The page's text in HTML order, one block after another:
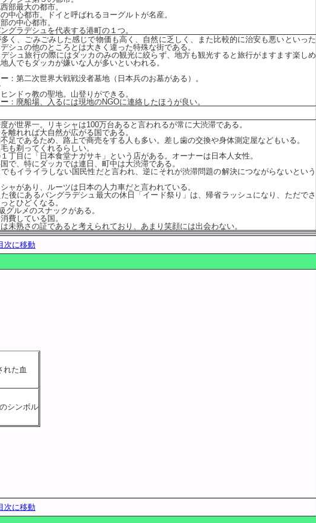
西部最大の都市。
の中心都市。ドイと呼ばれるヨーグルトが名産。
の中心都市。
グラデシュを代表する港町の１つ。
く、ごみごみした感じで物価も高く、自然に乏しく、また比較的に治安も悪いといった
シュの他のところとは大きく違った特殊な街である。
シュ旅行の際にはダッカのみの観光に絞らず、地方も観光すると旅行がますます楽しめ
人でもダッカが嫌いな人が多いといわれる。
：第二次世界大戦戦没者墓地（日本兵のお墓がある）。
ヒンドゥ教の聖地。山登りができる。
：廃船場、入るには現地のNGOに連絡したほうが良い。
が世界一。リキシャは100万台あると言われるが常に大渋滞である。
離れれば大自然が広がる国である。
足であるため、路上で商売をする人も多い。差し歯の交換や身体測定屋などもいる。
も剃ってくれるらしい。
丁目に「日本食堂ナガサキ」という店がある。オーナーは日本人女性。
で、特にダッカでは連日、町中は大渋滞である。
でもイライラしない国民性だと言われ、逆にそれが渋滞問題の解決につながらないという
ャがあり、ルーツは日本の人力車だと言われている。
た後にあるバングラデシュ最大の休日「イード祭り」は、帰省ラッシュになり、ただでさ
とひどくなる。
グルメのスナックがある。
費している国。
未熟さの証であると考えられており、あまり笑顔には出会わない。
次に移動
れた血
シンボル
次に移動